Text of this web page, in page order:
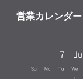
営業カレンダー